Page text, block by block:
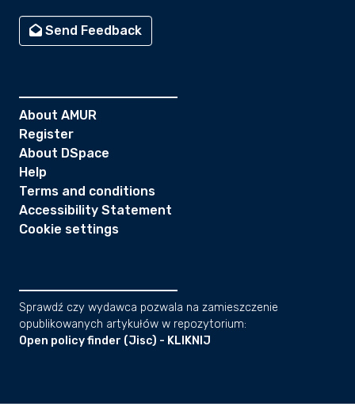
Send Feedback
About AMUR
Register
About DSpace
Help
Terms and conditions
Accessibility Statement
Cookie settings
Sprawdź czy wydawca pozwala na zamieszczenie
opublikowanych artykułów w repozytorium:
Open policy finder (Jisc) - KLIKNIJ